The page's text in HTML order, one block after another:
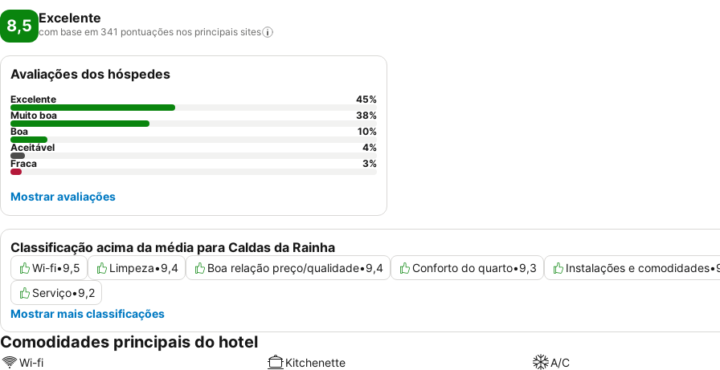
8,5 Excelente
com base em 341 pontuações nos principais sites
Classificação acima da média para Caldas da Rainha
Wi-fi•9,5 Limpeza•9,4 Boa relação preço/qualidade•9,4 Conforto do quarto•9,3 Instalações e comodidades•
Serviço•9,2
Mostrar mais classificações
Avaliações dos hóspedes
Excelente 45%
Muito boa
38%
Boa
10%
Aceitável
4%
Fraca
3%
Mostrar avaliações
Comodidades principais do hotel
Wi-fi Kitchenette A/C